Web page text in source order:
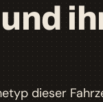
dieser